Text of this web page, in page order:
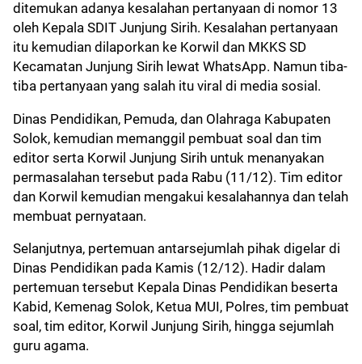
ditemukan adanya kesalahan pertanyaan di nomor 13
oleh Kepala SDIT Junjung Sirih. Kesalahan pertanyaan
itu kemudian dilaporkan ke Korwil dan MKKS SD
Kecamatan Junjung Sirih lewat WhatsApp. Namun tiba-
tiba pertanyaan yang salah itu viral di media sosial.
Dinas Pendidikan, Pemuda, dan Olahraga Kabupaten
Solok, kemudian memanggil pembuat soal dan tim
editor serta Korwil Junjung Sirih untuk menanyakan
permasalahan tersebut pada Rabu (11/12). Tim editor
dan Korwil kemudian mengakui kesalahannya dan telah
membuat pernyataan.
Selanjutnya, pertemuan antarsejumlah pihak digelar di
Dinas Pendidikan pada Kamis (12/12). Hadir dalam
pertemuan tersebut Kepala Dinas Pendidikan beserta
Kabid, Kemenag Solok, Ketua MUI, Polres, tim pembuat
soal, tim editor, Korwil Junjung Sirih, hingga sejumlah
guru agama.